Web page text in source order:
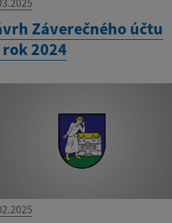
Záverečného účtu
rok 2024